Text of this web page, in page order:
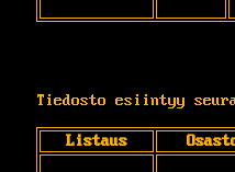
Tiedosto esiintyy
Listaus